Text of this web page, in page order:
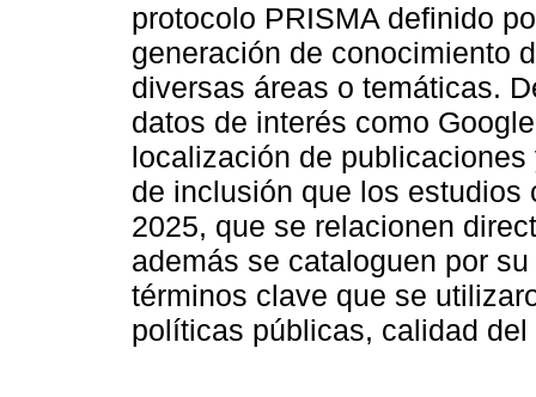
protocolo PRISMA definido
generación de conocimiento
diversas áreas o temáticas.
datos de interés como
localización de
de inclusión que los estudios
2025, que se relacionen
además se cataloguen por
términos clave que se
políticas públicas, calidad